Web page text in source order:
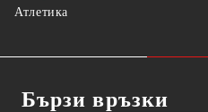
Атлетика
Бързи връзки